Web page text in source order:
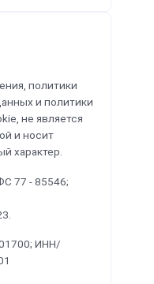
политики
и политики
не является
и носит
характер.
77 - 85546;
ИНН/